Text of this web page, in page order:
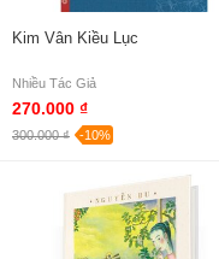
Kim Vân Kiều Lục
Nhiều Tác Giả
270.000 ₫
300.000 ₫ -10%